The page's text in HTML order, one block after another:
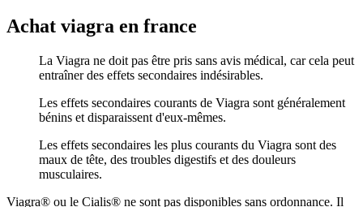
Achat viagra en france
La Viagra ne doit pas être pris sans avis médical, car cela peut
entraîner des effets secondaires indésirables.
Les effets secondaires courants de Viagra sont généralement
bénins et disparaissent d'eux-mêmes.
Les effets secondaires les plus courants du Viagra sont des
maux de tête, des troubles digestifs et des douleurs
musculaires.
Viagra® ou le Cialis® ne sont pas disponibles sans ordonnance. Il